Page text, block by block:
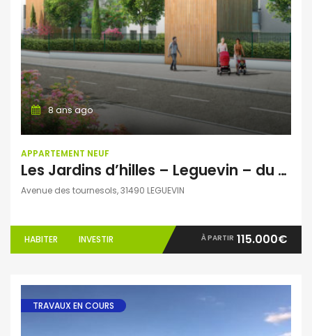
8 ans ago
APPARTEMENT NEUF
Les Jardins d’hilles – Leguevin – du T1 au T3
Avenue des tournesols, 31490 LEGUEVIN
HABITER INVESTIR À PARTIR 115.000€
TRAVAUX EN COURS